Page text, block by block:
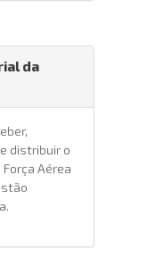
da
distribuir o
Aérea